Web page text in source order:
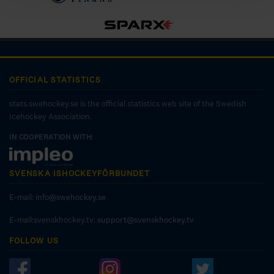
OFFICIAL STATISTICS
stats.swehockey.se is the official statistics web site of the Swedish
Icehockey Association.
IN COOPERATION WITH:
SVENSKA ISHOCKEYFÖRBUNDET
E-mail: info@swehockey.se
E-mail:svenskhockey.tv: support@svenskhockey.tv
FOLLOW US